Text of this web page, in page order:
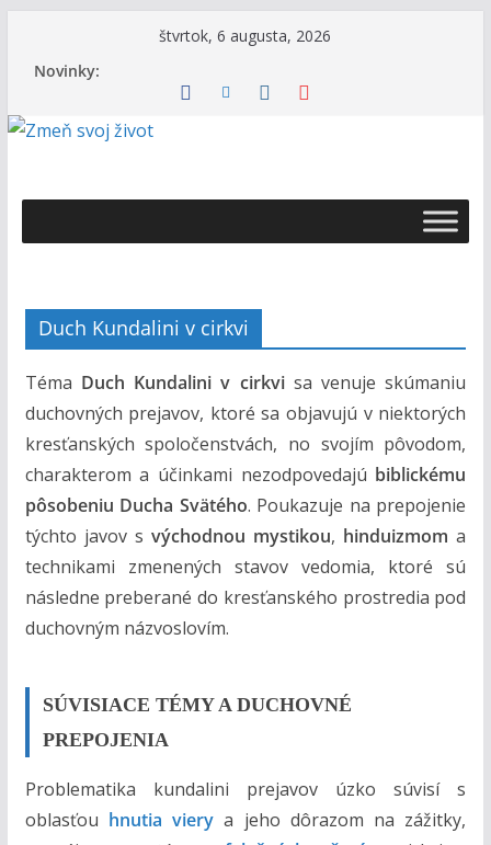
štvrtok, 6 augusta, 2026
Novinky:
t
s
B
o
h
o
m
Duch Kundalini v cirkvi
Téma Duch Kundalini v cirkvisa venuje skúmaniu
duchovných prejavov, ktoré sa objavujú v niektorých
kresťanských spoločenstvách, no svojím pôvodom,
charakterom a účinkami nezodpovedajú biblickému
pôsobeniu Ducha Svätého. Poukazuje na prepojenie
týchto javov s východnou mystikou, hinduizmom a
technikami zmenených stavov vedomia, ktoré sú
následne preberané do kresťanského prostredia pod
duchovným názvoslovím.
SÚVISIACE TÉMY A DUCHOVNÉ
PREPOJENIA
Problematika kundalini prejavov úzko súvisí s
oblasťou hnutia viery a jeho dôrazom na zážitky,